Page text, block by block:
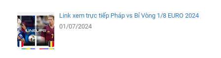
Link xem trực tiếp Pháp vs Bỉ Vòng 1/8 EURO 2024
01/07/2024